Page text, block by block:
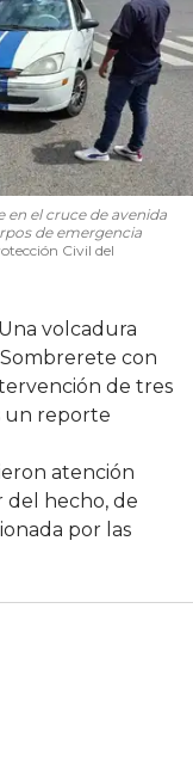
el cruce de avenida
de emergencia
Civil del
volcadura
con
de tres
un reporte
atención
del hecho, de
por las